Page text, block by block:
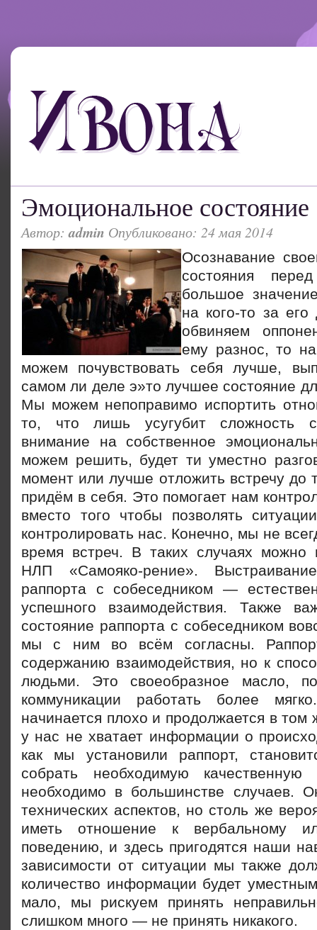
Эмоциональное состояние
Автор:admin Опубликовано: 24 мая 2014
Осознавание
состояния
большое
на кого-то за
обвиняем
ему разнос, то
можем почувствовать себя лучше,
самом ли деле э»то лучшее состояние
Мы можем непоправимо испортить
то, что лишь усугубит сложность
внимание на собственное
можем решить, будет ти уместно
момент или лучше отложить встречу до
придём в себя. Это помогает нам
вместо того чтобы позволять
контролировать нас. Конечно, мы не
время встреч. В таких случаях можно
НЛП «Самояко-рение».
раппорта с собеседником —
успешного взаимодействия. Также
состояние раппорта с собеседником
мы с ним во всём согласны.
содержанию взаимодействия, но к
людьми. Это своеобразное масло,
коммуникации работать более
начинается плохо и продолжается в том
у нас не хватает информации о
как мы установили раппорт,
собрать необходимую
необходимо в большинстве случаев.
технических аспектов, но столь же
иметь отношение к вербальному
поведению, и здесь пригодятся наши
зависимости от ситуации мы также
количество информации будет
мало, мы рискуем принять
слишком много — не принять никакого.